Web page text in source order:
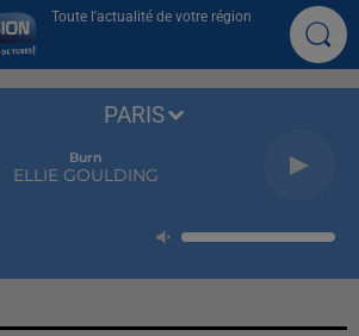
Toute l'actualité de votre région
Burn
ELLIE GOULDING
PARIS